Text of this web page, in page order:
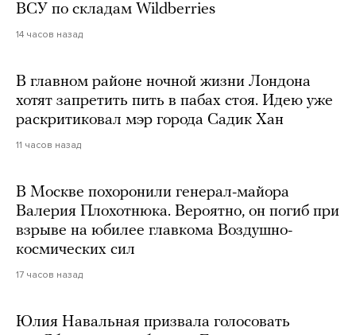
ВСУ по складам Wildberries
14 часов назад
В главном районе ночной жизни Лондона
хотят запретить пить в пабах стоя. Идею уже
раскритиковал мэр города Садик Хан
11 часов назад
В Москве похоронили генерал-майора
Валерия Плохотнюка. Вероятно, он погиб при
взрыве на юбилее главкома Воздушно-
космических сил
17 часов назад
Юлия Навальная призвала голосовать